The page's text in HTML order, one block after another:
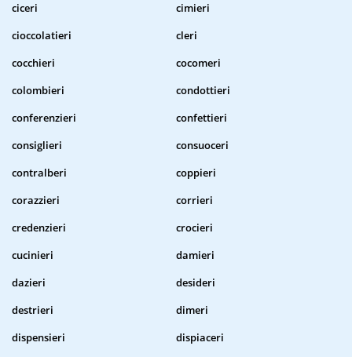
ciceri
cimieri
cioccolatieri
cleri
cocchieri
cocomeri
colombieri
condottieri
conferenzieri
confettieri
consiglieri
consuoceri
contralberi
coppieri
corazzieri
corrieri
credenzieri
crocieri
cucinieri
damieri
dazieri
desideri
destrieri
dimeri
dispensieri
dispiaceri